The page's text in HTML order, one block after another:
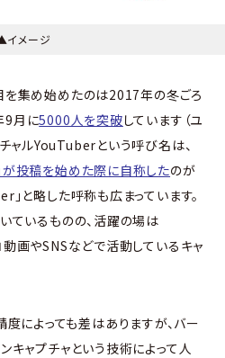
イメージ
集め始めたのは2017年の冬ごろ
9月に5000人を突破しています（ユ
ャルYouTuberという呼び名は、
が投稿を始めた際に自称したのが
」と略した呼称も広まっています。
ているものの、活躍の場は
画やSNSなどで活動しているキャ
によっても差はありますが、バー
ャプチャという技術によって人